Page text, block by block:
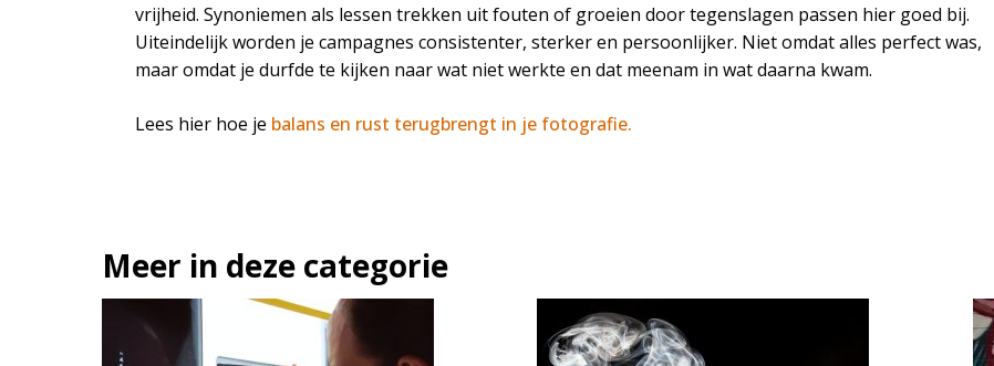
vrijheid. Synoniemen als lessen trekken uit fouten of groeien door tegenslagen passen hier goed bij.
Uiteindelijk worden je campagnes consistenter, sterker en persoonlijker. Niet omdat alles perfect was,
maar omdat je durfde te kijken naar wat niet werkte en dat meenam in wat daarna kwam.
Lees hier hoe je balans en rust terugbrengt in je fotografie.
Meer in deze categorie